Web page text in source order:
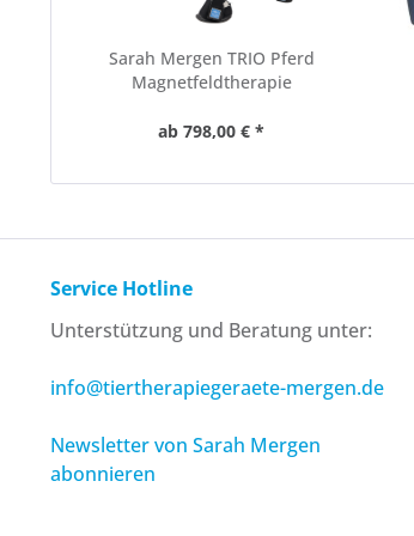
Sarah Mergen TRIO Pferd
Magnetfeldtherapie
ab 798,00 € *
Service Hotline
Unterstützung und Beratung unter:
info@tiertherapiegeraete-mergen.de
Newsletter von Sarah Mergen
abonnieren